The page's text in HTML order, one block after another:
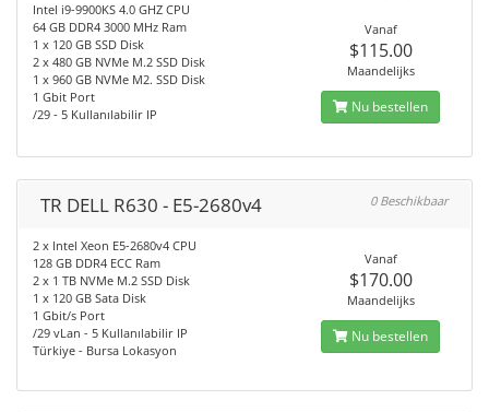
Intel i9-9900KS 4.0 GHZ CPU
64 GB DDR4 3000 MHz Ram
1 x 120 GB SSD Disk
2 x 480 GB NVMe M.2 SSD Disk
1 x 960 GB NVMe M2. SSD Disk
1 Gbit Port
/29 - 5 Kullanılabilir IP
Vanaf
$115.00
Maandelijks
Nu bestellen
TR DELL R630 - E5-2680v4 0 Beschikbaar
2 x Intel Xeon E5-2680v4 CPU
128 GB DDR4 ECC Ram
2 x 1 TB NVMe M.2 SSD Disk
1 x 120 GB Sata Disk
1 Gbit/s Port
/29 vLan - 5 Kullanılabilir IP
Türkiye - Bursa Lokasyon
Vanaf
$170.00
Maandelijks
Nu bestellen